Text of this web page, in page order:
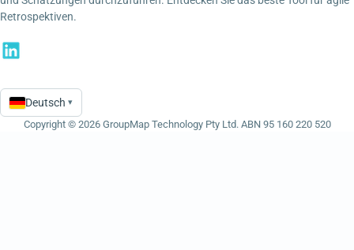
Retrospektiven.
Language
Deutsch ▾
Copyright © 2026 GroupMap Technology Pty Ltd. ABN 95 160 220 520